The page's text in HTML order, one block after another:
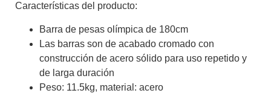
Características del producto:
Barra de pesas olímpica de 180cm
Las barras son de acabado cromado con
construcción de acero sólido para uso repetido y
de larga duración
Peso: 11.5kg, material: acero